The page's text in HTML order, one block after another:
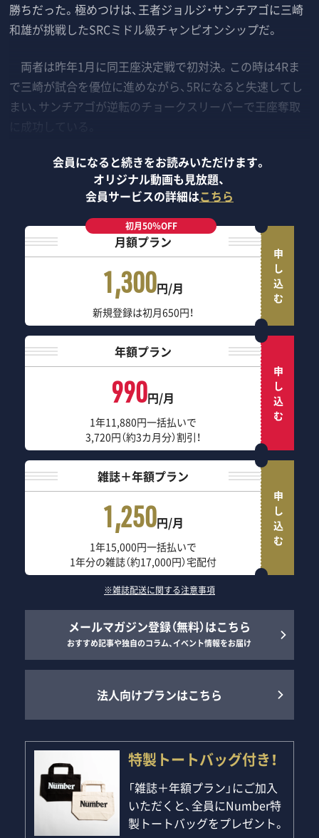
勝ちだった。極めつけは、王者ジョルジ・サンチアゴに三崎
和雄が挑戦したSRCミドル級チャンピオンシップだ。
両者は昨年1月に同王座決定戦で初対決。この時は4Rま
で三崎が試合を優位に進めながら、5Rになると失速してし
まい、サンチアゴが逆転のチョークスリーパーで王座奪取
会員になると続きをお読みいただけます。
オリジナル動画も見放題、
会員サービスの詳細はこちら
初月50％OFF
月額プラン
1,300円/月
新規登録は初月650円！
申し込む
年額プラン
990円/月
1年11,880円一括払いで
3,720円（約3カ月分）割引！
申し込む
雑誌＋年額プラン
1,250円/月
1年15,000円一括払いで
1年分の雑誌（約17,000円）宅配付
申し込む
※雑誌配送に関する注意事項
メールマガジン登録（無料）はこちら
おすすめ記事や独自のコラム、イベント情報をお届け
法人向けプランはこちら
特製トートバッグ付き！
「雑誌＋年額プラン」にご加入
いただくと、全員にNumber特
製トートバッグをプレゼント。